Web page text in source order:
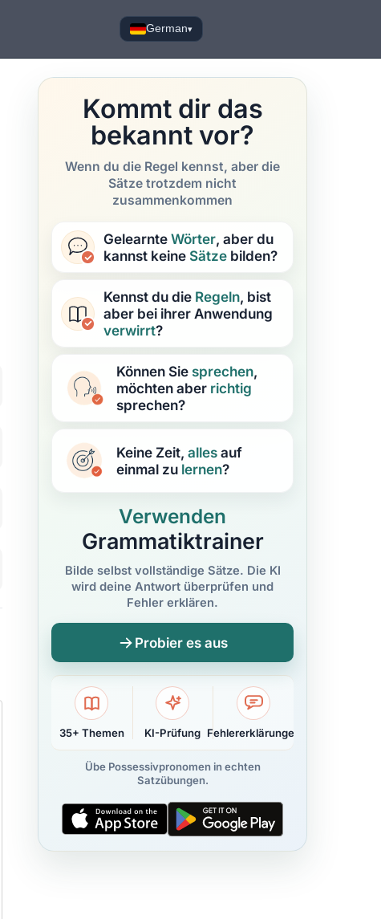
German▾
Kommt dir das
bekannt vor?
Wenn du die Regel kennst, aber die
Sätze trotzdem nicht
zusammenkommen
GelearnteWörter, aber du
kannst keine Sätze bilden?
Kennst du die Regeln, bist
aber bei ihrer Anwendung
verwirrt?
Können Sie sprechen,
möchten aber richtig
sprechen?
Keine Zeit, allesauf
einmal zu lernen?
Verwenden
Grammatiktrainer
Bilde selbst vollständige Sätze. Die KI
wird deine Antwort überprüfen und
Fehler erklären.
Probier es aus
35+ Themen KI-Prüfung Fehlererklärungen
Übe Possessivpronomen in echten
Satzübungen.